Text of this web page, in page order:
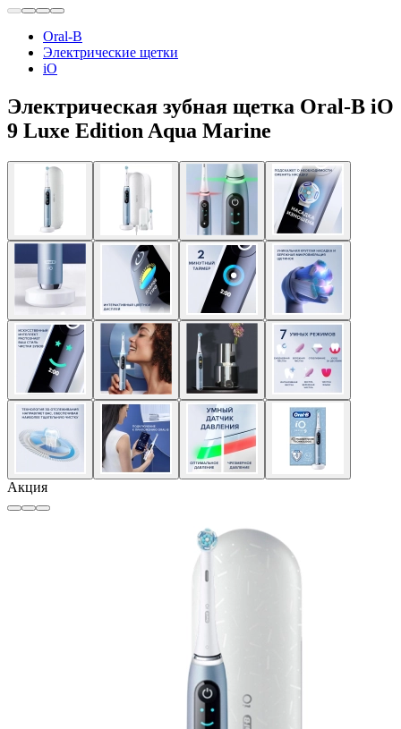
Oral-B
Электрические щетки
iO
Электрическая зубная щетка Oral-B iO
9 Luxe Edition Aqua Marine
Акция